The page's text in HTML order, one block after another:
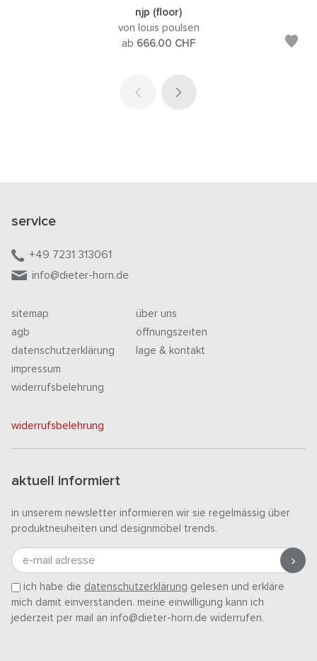
njp (floor)
von louis poulsen
ab 666.00 CHF
service
+49 7231 313061
info@dieter-horn.de
sitemap
agb
datenschutzerklärung
impressum
widerrufsbelehrung
über uns
öffnungszeiten
lage & kontakt
widerrufsbelehrung
aktuell informiert
in unserem newsletter informieren wir sie regelmässig über
produktneuheiten und designmöbel trends.
e-mail adresse
ich habe die datenschutzerklärung gelesen und erkläre
mich damit einverstanden. meine einwilligung kann ich
jederzeit per mail an info@dieter-horn.de widerrufen.